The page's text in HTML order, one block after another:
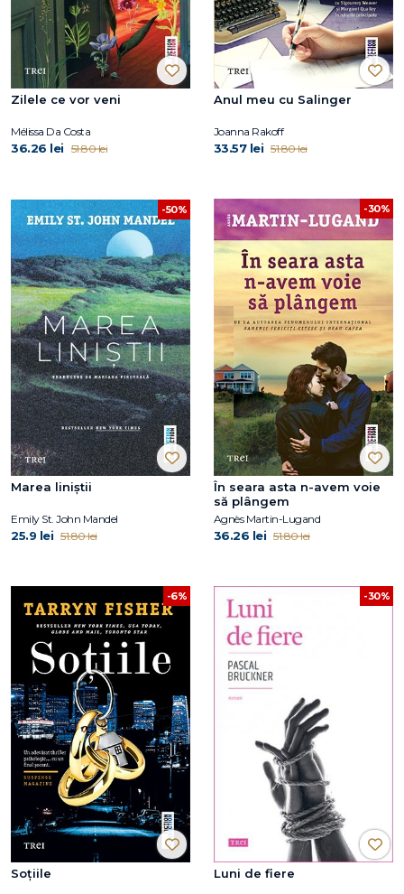
Zilele ce vor veni
Mélissa Da Costa
36.26 lei 51.80 lei
Anul meu cu Salinger
Joanna Rakoff
33.57 lei 51.80 lei
-50%
Marea liniștii
Emily St. John Mandel
25.9 lei 51.80 lei
-30%
În seara asta n-avem voie
să plângem
Agnès Martin-Lugand
36.26 lei 51.80 lei
-6%
Soțiile
-30%
Luni de fiere